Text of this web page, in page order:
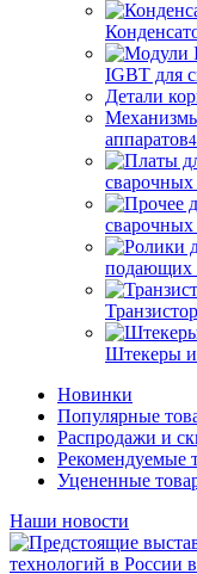
IGBT для
Детали
аппаратов
сварочных
сварочных
подающих
Штекеры и
Новинки
Популярные
Распродажи и
Рекомендуемые
Уцененные
Наши новости